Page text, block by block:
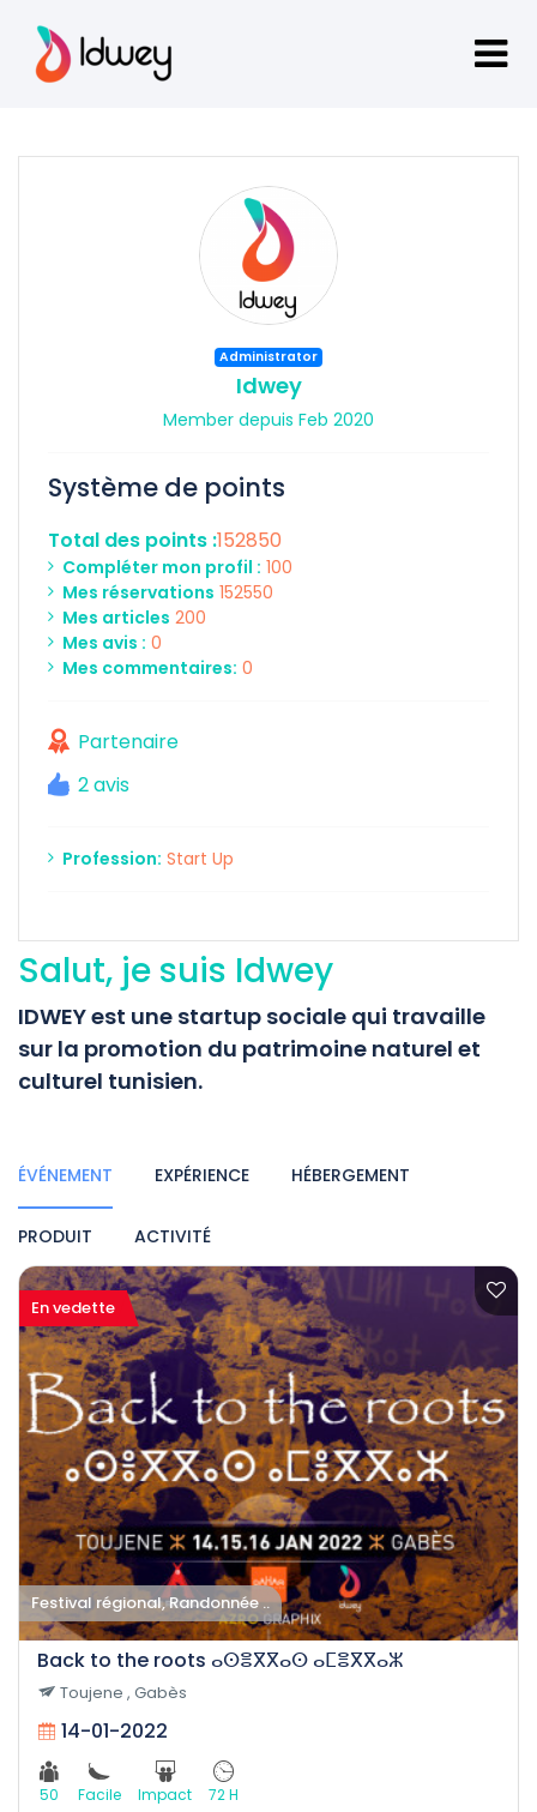
Administrator
Idwey
Member depuis Feb 2020
Système de points
Total des points :152850
Compléter mon profil : 100
Mes réservations 152550
Mes articles 200
Mes avis : 0
Mes commentaires: 0
Partenaire
2 avis
Profession: Start Up
Salut, je suis Idwey
IDWEY est une startup sociale qui travaille
sur la promotion du patrimoine naturel et
culturel tunisien.
ÉVÉNEMENT EXPÉRIENCE HÉBERGEMENT
PRODUIT ACTIVITÉ
En vedette
Festival régional, Randonnée ..
Back to the roots ⴰⵙⴻⴳⴳⴰⵙ ⴰⵎⴻⴳⴳⴰⵣ
Toujene , Gabès
14-01-2022
50 Facile Impact 72 H